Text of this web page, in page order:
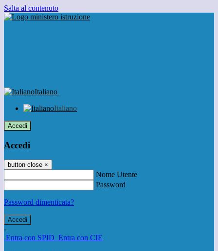
Salta al contenuto
Italiano
Italiano
Accedi
Accedi
button close ×
Nome Utente
Password
Password dimenticata?
-
Entra con SPID Entra con CIE